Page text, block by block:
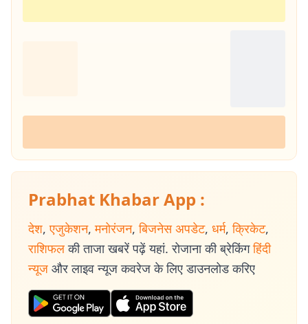
Prabhat Khabar App :
देश, एजुकेशन, मनोरंजन, बिजनेस अपडेट, धर्म, क्रिकेट,
राशिफल की ताजा खबरें पढ़ें यहां. रोजाना की ब्रेकिंग हिंदी
न्यूज और लाइव न्यूज कवरेज के लिए डाउनलोड करिए